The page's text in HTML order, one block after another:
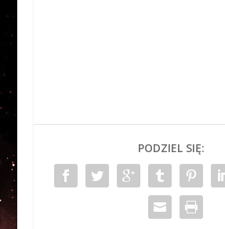
PODZIEL SIĘ: